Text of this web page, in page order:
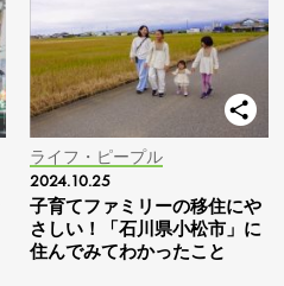
ライフ・ピープル
2024.10.25
子育てファミリーの移住にや
さしい！「石川県小松市」に
住んでみてわかったこと